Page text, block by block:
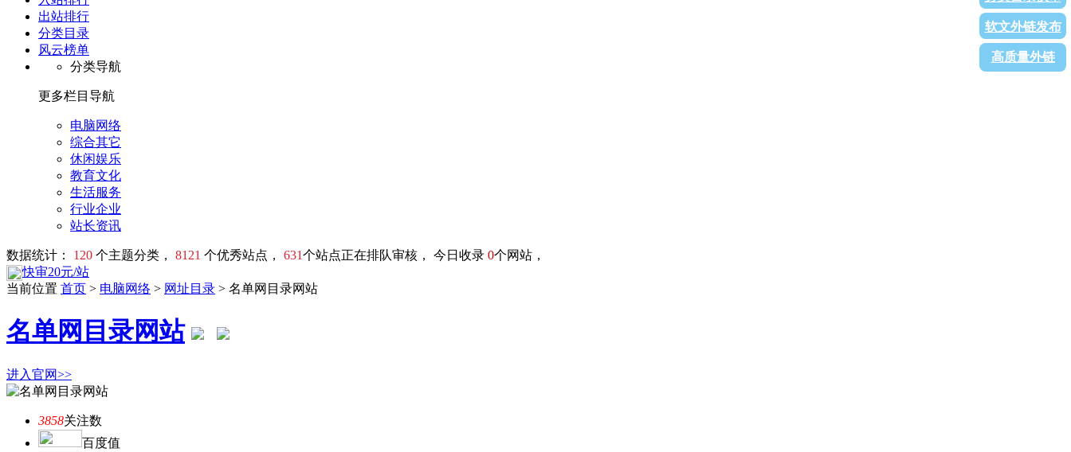
出站排行
分类目录
风云榜单
分类导航
更多栏目导航
电脑网络
综合其它
休闲娱乐
教育文化
生活服务
行业企业
站长资讯
数据统计： 120 个主题分类， 8121 个优秀站点， 631个站点正在排队审核， 今日收录 0个网站，
快审20元/站
软文外链发布
高质量外链
当前位置 首页 > 电脑网络 > 网址目录 > 名单网目录网站
名单网目录网站
进入官网>>
3858关注数
百度值